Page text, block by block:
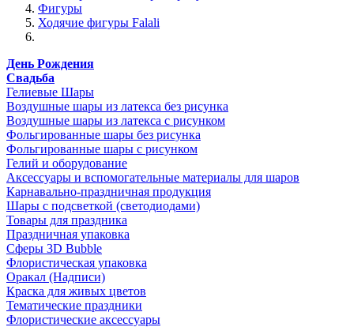
Фигуры
Ходячие фигуры Falali
День Рождения
Свадьба
Гелиевые Шары
Воздушные шары из латекса без рисунка
Воздушные шары из латекса с рисунком
Фольгированные шары без рисунка
Фольгированные шары с рисунком
Гелий и оборудование
Аксессуары и вспомогательные материалы для шаров
Карнавально-праздничная продукция
Шары с подсветкой (светодиодами)
Товары для праздника
Праздничная упаковка
Сферы 3D Bubble
Флористическая упаковка
Оракал (Надписи)
Краска для живых цветов
Тематические праздники
Флористические аксессуары